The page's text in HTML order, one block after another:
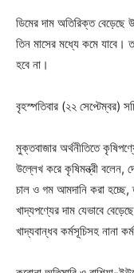
ডিমের দাম অতিরিক্ত বেড়েছে
তিন মাসের মধ্যে কমে যাবে।
হবে না।
বৃহস্পতিবার (২২ সেপ্টেম্বর)
মুক্তবাজার অর্থনীতিতে
উল্লেখ করে কৃষিমন্ত্রী বলেন,
চাল ও গম আমদানি করা
খাদ্যপণ্যের দাম যেভাবে
খাদ্যবান্ধব কর্মসূচিসহ নানা